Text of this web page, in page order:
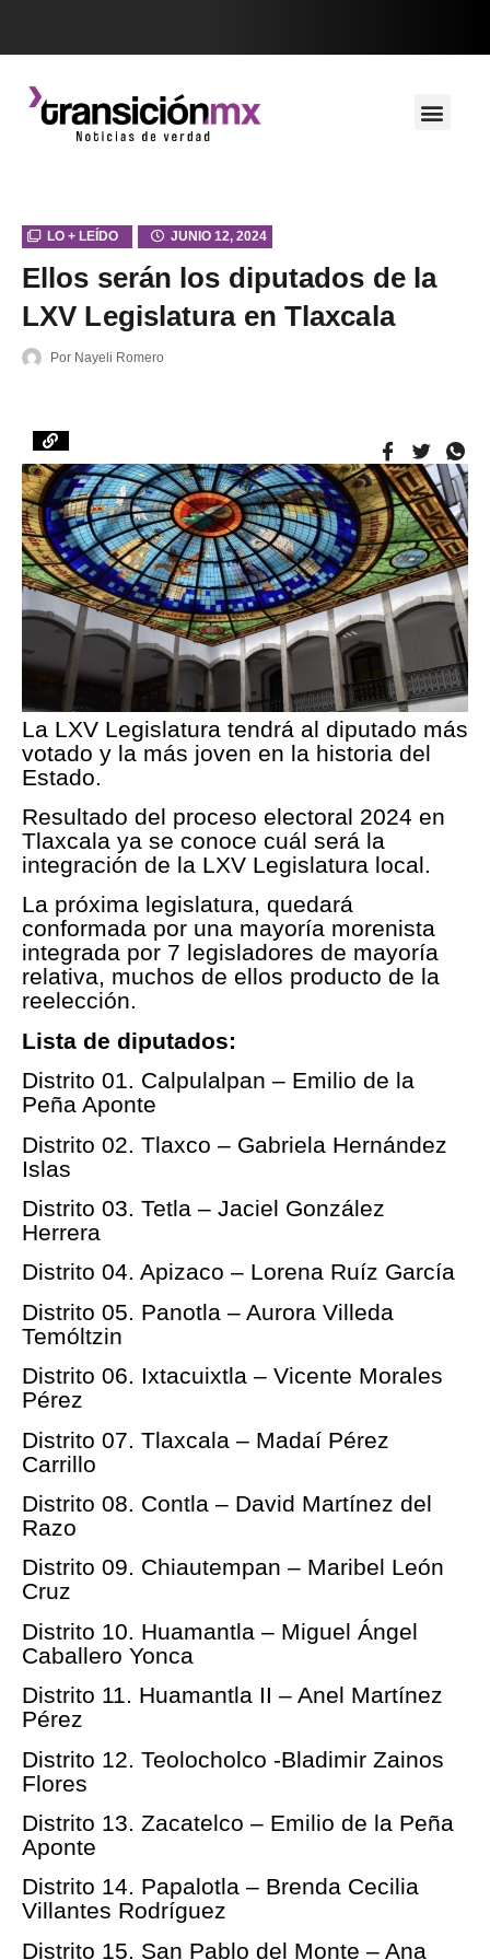
LO + LEÍDO JUNIO 12, 2024
Ellos serán los diputados de la
LXV Legislatura en Tlaxcala
Por Nayeli Romero
La LXV Legislatura tendrá al diputado más
votado y la más joven en la historia del
Estado.
Resultado del proceso electoral 2024 en
Tlaxcala ya se conoce cuál será la
integración de la LXV Legislatura local.
La próxima legislatura, quedará
conformada por una mayoría morenista
integrada por 7 legisladores de mayoría
relativa, muchos de ellos producto de la
reelección.
Lista de diputados:
Distrito 01. Calpulalpan – Emilio de la
Peña Aponte
Distrito 02. Tlaxco – Gabriela Hernández
Islas
Distrito 03. Tetla – Jaciel González
Herrera
Distrito 04. Apizaco – Lorena Ruíz García
Distrito 05. Panotla – Aurora Villeda
Temóltzin
Distrito 06. Ixtacuixtla – Vicente Morales
Pérez
Distrito 07. Tlaxcala – Madaí Pérez
Carrillo
Distrito 08. Contla – David Martínez del
Razo
Distrito 09. Chiautempan – Maribel León
Cruz
Distrito 10. Huamantla – Miguel Ángel
Caballero Yonca
Distrito 11. Huamantla II – Anel Martínez
Pérez
Distrito 12. Teolocholco -Bladimir Zainos
Flores
Distrito 13. Zacatelco – Emilio de la Peña
Aponte
Distrito 14. Papalotla – Brenda Cecilia
Villantes Rodríguez
Distrito 15. San Pablo del Monte – Ana